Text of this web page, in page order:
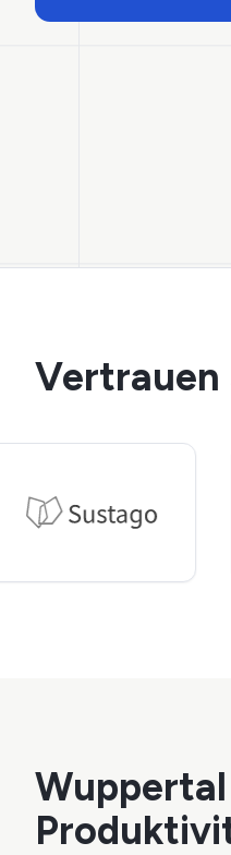
Vertrauen
Wuppertal